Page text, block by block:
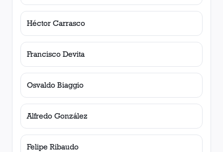
Héctor Carrasco
Francisco Devita
Osvaldo Biaggio
Alfredo González
Felipe Ribaudo